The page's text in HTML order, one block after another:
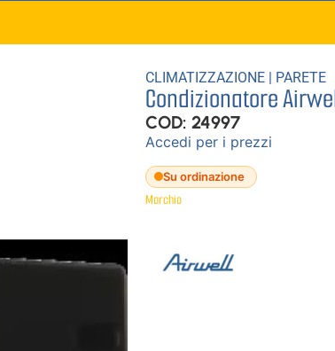
CLIMATIZZAZIONE | PARETE
Condizionatore
COD: 24997
Accedi per i prezzi
Su ordinazione
Marchio